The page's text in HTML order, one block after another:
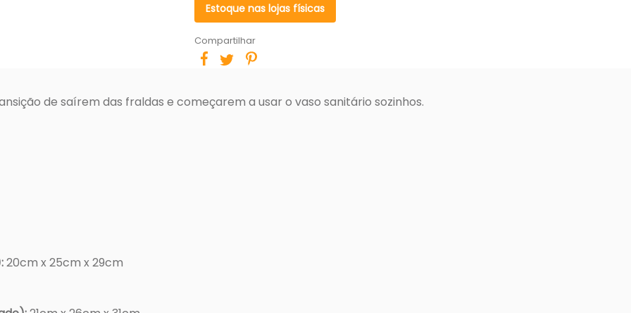
Estoque nas lojas físicas
Compartilhar
de saírem das fraldas e começarem a usar o vaso sanitário sozinhos.
20cm x 25cm x 29cm